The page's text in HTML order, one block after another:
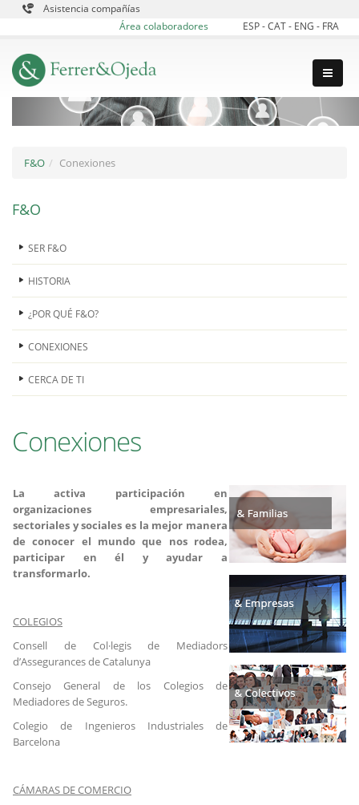
Asistencia compañías
Área colaboradores
ESP-CAT- ENG - FRA
F&O Conexiones
F&O
SER F&O
HISTORIA
¿POR QUÉ F&O?
CONEXIONES
CERCA DE TI
Conexiones
La activa participación en
organizaciones empresariales,
sectoriales y sociales es la mejor manera
de conocer el mundo que nos rodea,
participar en él y ayudar a
transformarlo.
COLEGIOS
Consell de Col·legis de Mediadors
d’Assegurances de Catalunya
Consejo General de los Colegios de
Mediadores de Seguros.
Colegio de Ingenieros Industriales de
Barcelona
CÁMARAS DE COMERCIO